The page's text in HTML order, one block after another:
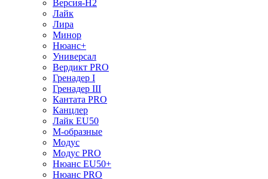
Версия-Н2
Лайк
Лира
Минор
Нюанс+
Универсал
Вердикт PRO
Гренадер I
Гренадер III
Кантата PRO
Канцлер
Лайк EU50
М-образные
Модус
Модус PRO
Нюанс EU50+
Нюанс PRO